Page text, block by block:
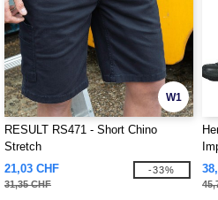
W1
RESULT RS471 - Short Chino
Stretch
21,03 CHF
31,35 CHF
-33%